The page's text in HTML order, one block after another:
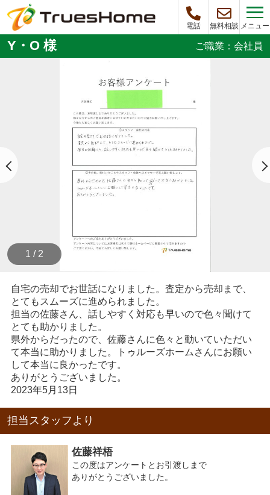
電話 無料相談 メニュー
Y・O 様 ご職業：会社員
1 / 2
自宅の売却でお世話になりました。査定から売却まで、
とてもスムーズに進められました。
担当の佐藤さん、話しやすく対応も早いので色々聞けて
とても助かりました。
県外からだったので、佐藤さんに色々と動いていただい
て本当に助かりました。トゥルーズホームさんにお願い
して本当に良かったです。
ありがとうございました。
2023年5月13日
担当スタッフより
佐藤祥梧
この度はアンケートとお引渡しまで
ありがとうございました。